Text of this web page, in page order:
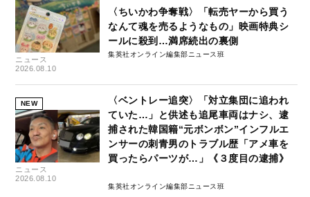
ニュース
2026.08.10
〈ちいかわ争奪戦〉「転売ヤーから買う
なんて魂を売るようなもの」映画特典シ
ールに殺到…満席続出の裏側
集英社オンライン編集部ニュース班
NEW
ニュース
2026.08.10
〈ベントレー追突〉「対立集団に追われ
ていた…」と供述も追尾車両はナシ、逮
捕された韓国籍“元ボンボン”インフルエ
ンサーの刺青男のトラブル歴「アメ車を
買ったらパーツが…」《３度目の逮捕》
集英社オンライン編集部ニュース班